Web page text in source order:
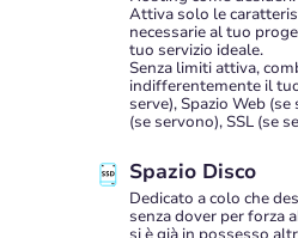
Attiva solo le
necessarie al tuo
tuo servizio ideale.
Senza limiti attiva,
indifferentemente il
serve), Spazio Web
(se servono), SSL (se
Spazio Disco
Dedicato a colo che
senza dover per forza